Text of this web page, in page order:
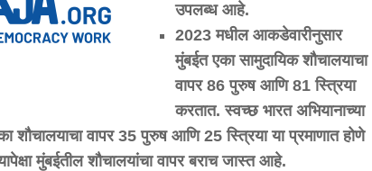
उपलब्ध आहे.
2023मधील आकडेवारीनुसार
मुंबईत एका सामुदायिक शौचालयाचा
वापर86पुरुष आणि 81स्त्रिया
करतात.स्वच्छ भारत अभियानाच्या
शौचालयाचा वापर35पुरुष आणि25स्त्रिया या प्रमाणात होणे
मुंबईतील शौचालयांचा वापर बराच जास्त आहे.